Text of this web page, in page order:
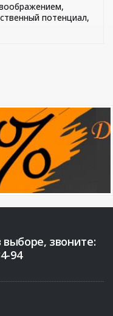
потенциал,
звоните:
94